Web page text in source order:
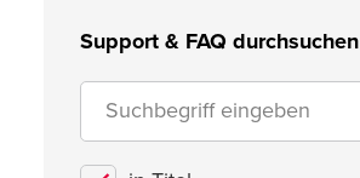
Support & FAQ durchsuchen